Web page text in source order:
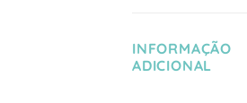
INFORMAÇÃO
ADICIONAL